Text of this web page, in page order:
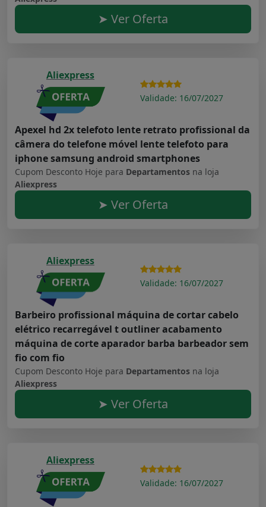
➤ Ver Oferta
Aliexpress
Validade: 16/07/2027
Apexel hd 2x telefoto lente retrato profissional da
câmera do telefone móvel lente telefoto para
iphone samsung android smartphones
Cupom Desconto Hoje para Departamentos na loja
Aliexpress
➤ Ver Oferta
Aliexpress
Validade: 16/07/2027
Barbeiro profissional máquina de cortar cabelo
elétrico recarregável t outliner acabamento
máquina de corte aparador barba barbeador sem
fio com fio
Cupom Desconto Hoje para Departamentos na loja
Aliexpress
➤ Ver Oferta
Aliexpress
Validade: 16/07/2027